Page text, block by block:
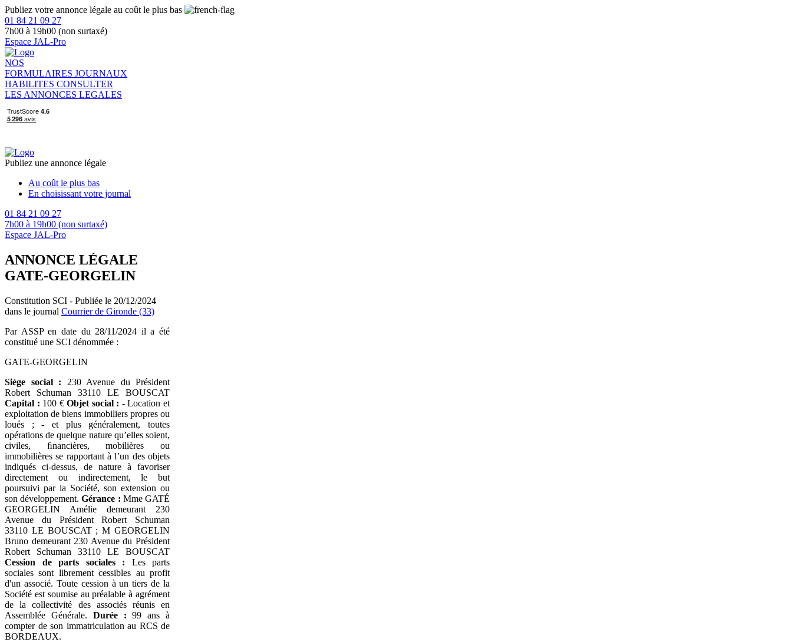
Publiez votre annonce légale au coût le plus bas
01 84 21 09 27
7h00 à 19h00 (non surtaxé)
Espace JAL-Pro
NOS
FORMULAIRES JOURNAUX
HABILITES CONSULTER
LES ANNONCES LEGALES
Publiez une annonce légale
Au coût le plus bas
En choisissant votre journal
01 84 21 09 27
7h00 à 19h00 (non surtaxé)
Espace JAL-Pro
ANNONCE LÉGALE
GATE-GEORGELIN
Constitution SCI - Publiée le 20/12/2024
dans le journal Courrier de Gironde (33)
Par ASSP en date du 28/11/2024 il a été
constitué une SCI dénommée :
GATE-GEORGELIN
Siège social : 230 Avenue du Président
Robert Schuman 33110 LE BOUSCAT
Capital : 100 €Objet social : - Location et
exploitation de biens immobiliers propres ou
loués ; - et plus généralement, toutes
opérations de quelque nature qu’elles soient,
civiles, ﬁnancières, mobilières ou
immobilières se rapportant à l’un des objets
indiqués ci-dessus, de nature à favoriser
directement ou indirectement, le but
poursuivi par la Société, son extension ou
son développement.Gérance : Mme GATÉ
GEORGELIN Amélie demeurant 230
Avenue du Président Robert Schuman
33110 LE BOUSCAT ; M GEORGELIN
Bruno demeurant 230 Avenue du Président
Robert Schuman 33110 LE BOUSCAT
Cession de parts sociales : Les parts
sociales sont librement cessibles au profit
d'un associé. Toute cession à un tiers de la
Société est soumise au préalable à agrément
de la collectivité des associés réunis en
Assemblée Générale. Durée : 99 ans à
compter de son immatriculation au RCS de
BORDEAUX.